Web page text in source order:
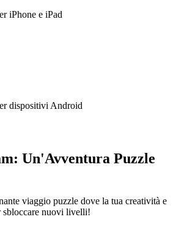
iPhone e iPad
dispositivi Android
Un'Avventura Puzzle
viaggio puzzle dove la tua creatività e
sbloccare nuovi livelli!